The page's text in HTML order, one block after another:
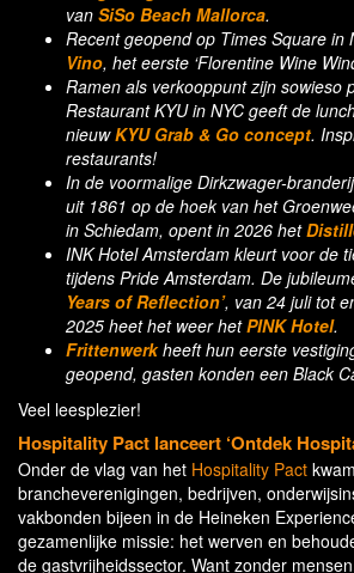
van SiSo Beach Mallorca.
Recent geopend op Times Square in
Vino, het eerste ‘Florentine Wine
Ramen als verkooppunt zijn sowieso
Restaurant KYU in NYC geeft de
nieuwKYU Grab & Go concept.
restaurants!
In de voormalige Dirkzwager-
uit 1861 op de hoek van het
in Schiedam, opent in 2026 het
INK Hotel Amsterdam kleurt voor de
tijdens Pride Amsterdam. De
Years of Reflection’, van 24 juli tot
2025 heet het weer hetPINK Hotel.
Frittenwerkheeft hun eerste
geopend, gasten konden een Black
Veel leesplezier!
Hospitality Pact lanceert ‘Ontdek
Onder de vlag van het Hospitality Pact
brancheverenigingen, bedrijven,
vakbonden bijeen in de Heineken
gezamenlijke missie: het werven en
de gastvrijheidssector. Want zonder